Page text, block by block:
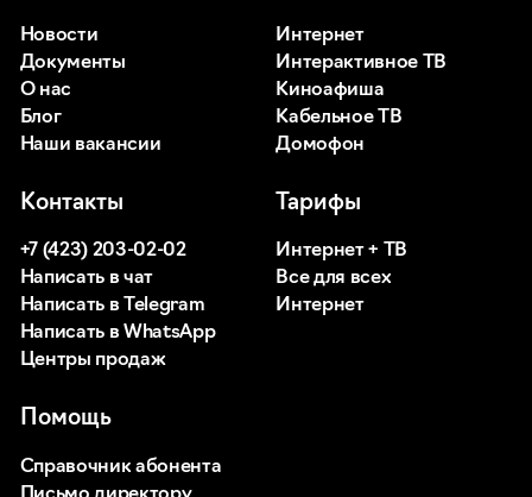
Новости
Документы
О нас
Блог
Наши вакансии
Интернет
Интерактивное ТВ
Киноафиша
Кабельное ТВ
Домофон
Помощь
Справочник абонента
Тарифы
Интернет + ТВ
Все для всех
Интернет
Контакты
+7 (423) 203-02-02
Написать в чат
Написать в Telegram
Написать в WhatsApp
Центры продаж